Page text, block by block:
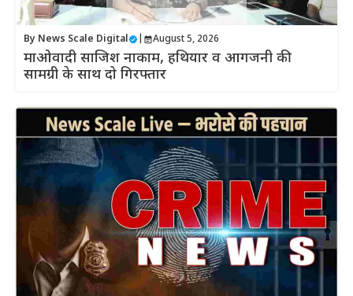
By News Scale Digital August 5, 2026
माओवादी साजिश नाकाम, हथियार व आगजनी की
सामग्री के साथ दो गिरफ्तार